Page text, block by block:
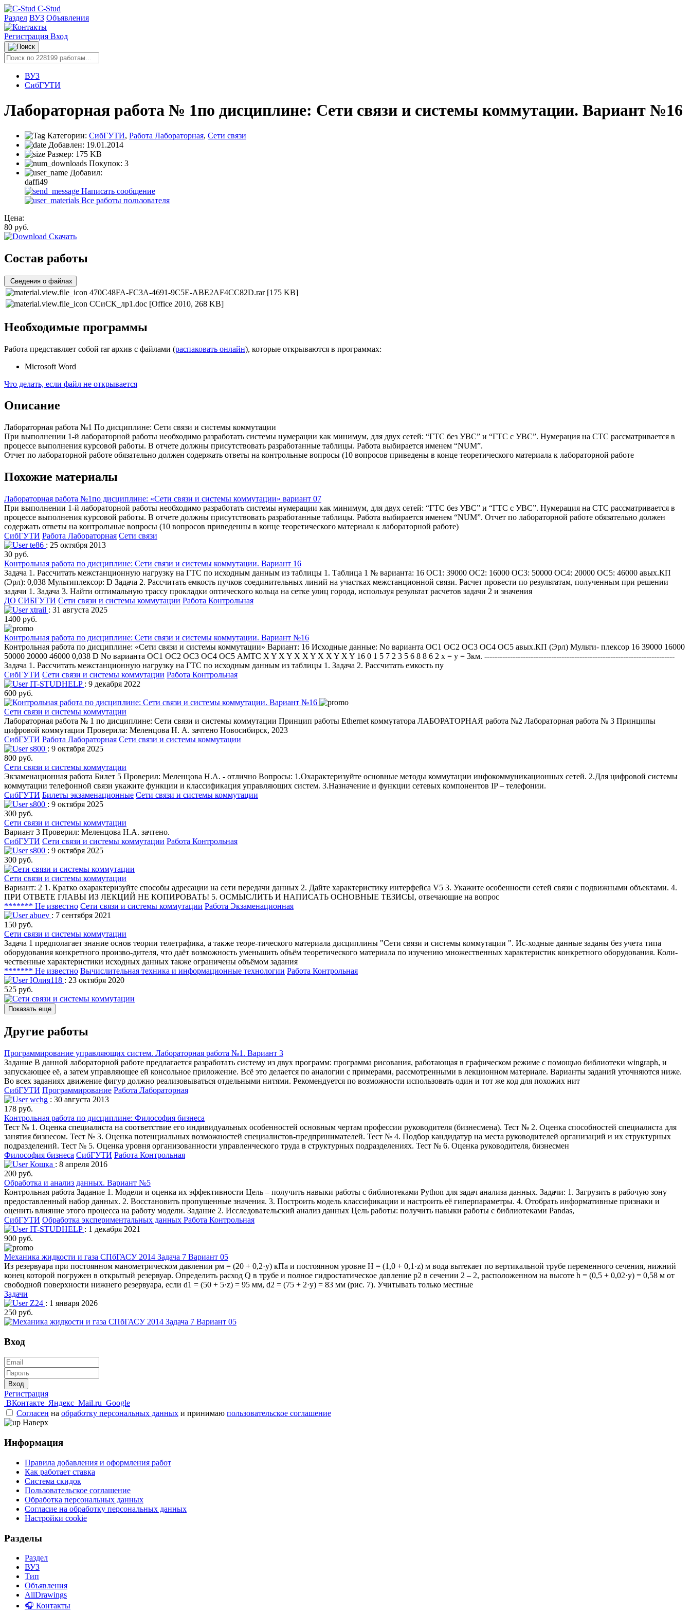
C-Stud
Раздел ВУЗ Объявления
Регистрация Вход
ВУЗ
СибГУТИ
Лабораторная работа № 1по дисциплине: Сети связи и системы коммутации. Вариант №16
Категории: СибГУТИ, Работа Лабораторная, Сети связи
Добавлен: 19.01.2014
Размер: 175 KB
Покупок: 3
Добавил:
daffi49
Написать сообщение
Все работы пользователя
Цена:
80 руб.
Скачать
Состав работы
Сведения о файлах
470C48FA-FC3A-4691-9C5E-ABE2AF4CC82D.rar [175 KB]
ССиСК_лр1.doc [Office 2010, 268 KB]
Необходимые программы
Работа представляет собой rar архив с файлами (распаковать онлайн), которые открываются в программах:
Microsoft Word
Что делать, если файл не открывается
Описание
Лабораторная работа №1 По дисциплине: Сети связи и системы коммутации
При выполнении 1-й лабораторной работы необходимо разработать системы нумерации как минимум, для двух сетей: “ГТС без УВС” и “ГТС с УВС”. Нумерация на СТС рассматривается в
процессе выполнения курсовой работы. В отчете должны присутствовать разработанные таблицы. Работа выбирается именем “NUM”.
Отчет по лабораторной работе обязательно должен содержать ответы на контрольные вопросы (10 вопросов приведены в конце теоретического материала к лабораторной работе
Похожие материалы
Лабораторная работа №1по дисциплине: «Сети связи и системы коммутации» вариант 07
При выполнении 1-й лабораторной работы необходимо разработать системы нумерации как минимум, для двух сетей: “ГТС без УВС” и “ГТС с УВС”. Нумерация на СТС рассматривается в
процессе выполнения курсовой работы. В отчете должны присутствовать разработанные таблицы. Работа выбирается именем “NUM”. Отчет по лабораторной работе обязательно должен
содержать ответы на контрольные вопросы (10 вопросов приведенны в конце теоретического материала к лабораторной работе)
СибГУТИ Работа Лабораторная Сети связи
te86 : 25 октября 2013
30 руб.
Контрольная работа по дисциплине: Сети связи и системы коммутации. Вариант 16
Задача 1. Рассчитать межстанционную нагрузку на ГТС по исходным данным из таблицы 1. Таблица 1 № варианта: 16 ОС1: 39000 ОС2: 16000 ОС3: 50000 ОС4: 20000 ОС5: 46000 авых.КП
(Эрл): 0,038 Мультиплексор: D Задача 2. Рассчитать емкость пучков соединительных линий на участках межстанционной связи. Расчет провести по результатам, полученным при решении
задачи 1. Задача 3. Найти оптимальную трассу прокладки оптического кольца на сетке улиц города, используя результат расчетов задачи 2 и значения
ДО СИБГУТИ Сети связи и системы коммутации Работа Контрольная
xtrail : 31 августа 2025
1400 руб.
Контрольная работа по дисциплине: Сети связи и системы коммутации. Вариант №16
Контрольная работа по дисциплине: «Сети связи и системы коммутации» Вариант: 16 Исходные данные: No варианта ОС1 ОС2 ОС3 ОС4 ОС5 авых.КП (Эрл) Мульти- плексор 16 39000 16000
50000 20000 46000 0,038 D No варианта ОС1 ОС2 ОС3 ОС4 ОС5 АМТС X Y X Y X X Y X X Y X Y 16 0 1 5 7 2 3 5 6 8 8 6 2 х = y = 3км. --------------------------------------------------------------------------
Задача 1. Рассчитать межстанционную нагрузку на ГТС по исходным данным из таблицы 1. Задача 2. Рассчитать емкость пу
СибГУТИ Сети связи и системы коммутации Работа Контрольная
IT-STUDHELP : 9 декабря 2022
600 руб.
Сети связи и системы коммутации
Лабораторная работа № 1 по дисциплине: Сети связи и системы коммутации Принцип работы Ethernet коммутатора ЛАБОРАТОРНАЯ работа №2 Лабораторная работа № 3 Принципы
цифровой коммутации Проверила: Меленцова Н. А. зачтено Новосибирск, 2023
СибГУТИ Работа Лабораторная Сети связи и системы коммутации
s800 : 9 октября 2025
800 руб.
Сети связи и системы коммутации
Экзаменационная работа Билет 5 Проверил: Меленцова Н.А. - отлично Вопросы: 1.Охарактеризуйте основные методы коммутации инфокоммуникационных сетей. 2.Для цифровой системы
коммутации телефонной связи укажите функции и классификация управляющих систем. 3.Назначение и функции сетевых компонентов IP – телефонии.
СибГУТИ Билеты экзаменационные Сети связи и системы коммутации
s800 : 9 октября 2025
300 руб.
Сети связи и системы коммутации
Вариант 3 Проверил: Меленцова Н.А. зачтено.
СибГУТИ Сети связи и системы коммутации Работа Контрольная
s800 : 9 октября 2025
300 руб.
Сети связи и системы коммутации
Вариант: 2 1. Кратко охарактеризуйте способы адресации на сети передачи данных 2. Дайте характеристику интерфейса V5 3. Укажите особенности сетей связи с подвижными объектами. 4.
ПРИ ОТВЕТЕ ГЛАВЫ ИЗ ЛЕКЦИЙ НЕ КОПИРОВАТЬ! 5. ОСМЫСЛИТЬ И НАПИСАТЬ ОСНОВНЫЕ ТЕЗИСЫ, отвечающие на вопрос
******* Не известно Сети связи и системы коммутации Работа Экзаменационная
abuev : 7 сентября 2021
150 руб.
Сети связи и системы коммутации
Задача 1 предполагает знание основ теории телетрафика, а также теоре-тического материала дисциплины "Сети связи и системы коммутации ". Ис-ходные данные заданы без учета типа
оборудования конкретного произво-дителя, что даёт возможность уменьшить объём теоретического материала по изучению множественных характеристик конкретного оборудования. Коли-
чественные характеристики исходных данных также ограничены объёмом задания
******* Не известно Вычислительная техника и информационные технологии Работа Контрольная
Юлия118 : 23 октября 2020
525 руб.
Показать еще
Другие работы
Программирование управляющих систем. Лабораторная работа №1. Вариант 3
Задание В данной лабораторной работе предлагается разработать систему из двух программ: программа рисования, работающая в графическом режиме с помощью библиотеки wingraph, и
запускающее её, а затем управляющее ей консольное приложение. Всё это делается по аналогии с примерами, рассмотренными в лекционном материале. Варианты заданий уточняются ниже.
Во всех заданиях движение фигур должно реализовываться отдельными нитями. Рекомендуется по возможности использовать один и тот же код для похожих нит
СибГУТИ Программирование Работа Лабораторная
wchg : 30 августа 2013
178 руб.
Контрольная работа по дисциплине: Философия бизнеса
Тест № 1. Оценка специалиста на соответствие его индивидуальных особенностей основным чертам профессии руководителя (бизнесмена). Тест № 2. Оценка способностей специалиста для
занятия бизнесом. Тест № 3. Оценка потенциальных возможностей специалистов-предпринимателей. Тест № 4. Подбор кандидатур на места руководителей организаций и их структурных
подразделений. Тест № 5. Оценка уровня организованности управленческого труда в структурных подразделениях. Тест № 6. Оценка руководителя, бизнесмен
Философия бизнеса СибГУТИ Работа Контрольная
Кошка : 8 апреля 2016
200 руб.
Обработка и анализ данных. Вариант №5
Контрольная работа Задание 1. Модели и оценка их эффективности Цель – получить навыки работы c библиотеками Python для задач анализа данных. Задачи: 1. Загрузить в рабочую зону
предоставленный набор данных. 2. Восстановить пропущенные значения. 3. Построить модель классификации и настроить её гиперпараметры. 4. Отобрать информативные признаки и
оценить влияние этого процесса на работу модели. Задание 2. Исследовательский анализ данных Цель работы: получить навыки работы c библиотеками Pandas,
СибГУТИ Обработка экспериментальных данных Работа Контрольная
IT-STUDHELP : 1 декабря 2021
900 руб.
Механика жидкости и газа СПбГАСУ 2014 Задача 7 Вариант 05
Из резервуара при постоянном манометрическом давлении рм = (20 + 0,2·y) кПа и постоянном уровне H = (1,0 + 0,1·z) м вода вытекает по вертикальной трубе переменного сечения, нижний
конец которой погружен в открытый резервуар. Определить расход Q в трубе и полное гидростатическое давление р2 в сечении 2 – 2, расположенном на высоте h = (0,5 + 0,02·y) = 0,58 м от
свободной поверхности нижнего резервуара, если d1 = (50 + 5·z) = 95 мм, d2 = (75 + 2·y) = 83 мм (рис. 7). Учитывать только местные
Задачи
Z24 : 1 января 2026
250 руб.
Вход
Вход
Регистрация
ВКонтакте Яндекс Mail.ru Google
Согласен на обработку персональных данных и принимаю пользовательское соглашение
Наверх
Информация
Правила добавления и оформления работ
Как работает ставка
Система скидок
Пользовательское соглашение
Обработка персональных данных
Согласие на обработку персональных данных
Настройки cookie
Разделы
Раздел
ВУЗ
Тип
Объявления
AllDrawings
🎧 Контакты